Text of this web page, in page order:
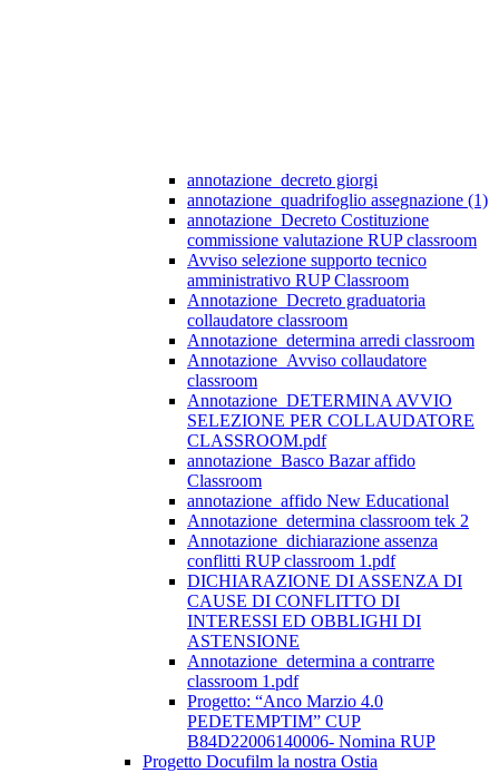
annotazione_decreto giorgi
annotazione_quadrifoglio assegnazione (1)
annotazione_Decreto Costituzione
commissione valutazione RUP classroom
Avviso selezione supporto tecnico
amministrativo RUP Classroom
Annotazione_Decreto graduatoria
collaudatore classroom
Annotazione_determina arredi classroom
Annotazione_Avviso collaudatore
classroom
Annotazione_DETERMINA AVVIO
SELEZIONE PER COLLAUDATORE
CLASSROOM.pdf
annotazione_Basco Bazar affido
Classroom
annotazione_affido New Educational
Annotazione_determina classroom tek 2
Annotazione_dichiarazione assenza
conflitti RUP classroom 1.pdf
DICHIARAZIONE DI ASSENZA DI
CAUSE DI CONFLITTO DI
INTERESSI ED OBBLIGHI DI
ASTENSIONE
Annotazione_determina a contrarre
classroom 1.pdf
Progetto: “Anco Marzio 4.0
PEDETEMPTIM” CUP
B84D22006140006- Nomina RUP
Progetto Docufilm la nostra Ostia